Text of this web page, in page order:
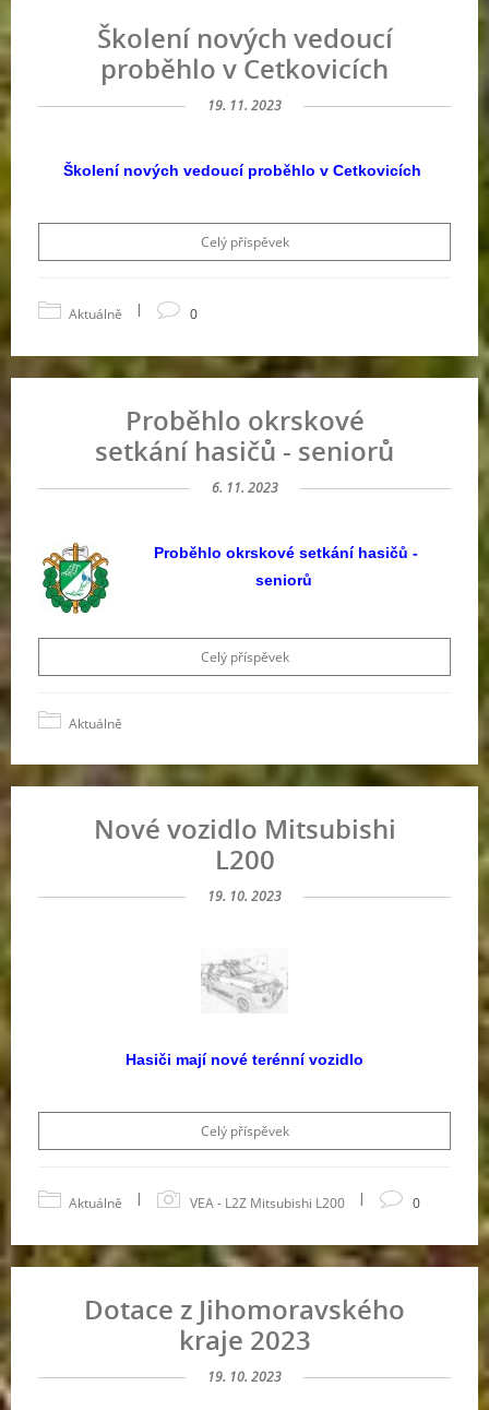
Školení nových vedoucí
proběhlo v Cetkovicích
19. 11. 2023
Školení nových vedoucí proběhlo v Cetkovicích
Celý příspěvek
Aktuálně | 0
Proběhlo okrskové
setkání hasičů - seniorů
6. 11. 2023
Proběhlo okrskové setkání hasičů -
seniorů
Celý příspěvek
Aktuálně
Nové vozidlo Mitsubishi
L200
19. 10. 2023
Hasiči mají nové terénní vozidlo
Celý příspěvek
Aktuálně | VEA - L2Z Mitsubishi L200 | 0
Dotace z Jihomoravského
kraje 2023
19. 10. 2023